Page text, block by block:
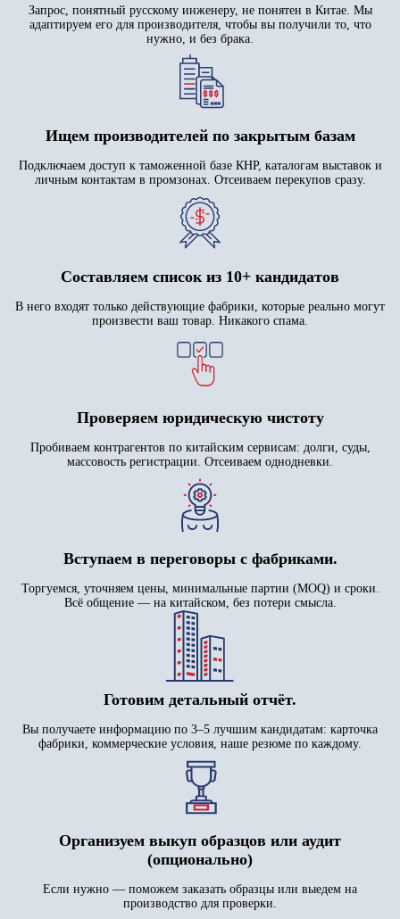
Запрос, понятный русскому инженеру, не понятен в Китае. Мы
адаптируем его для производителя, чтобы вы получили то, что
нужно, и без брака.
Ищем производителей по закрытым базам
Подключаем доступ к таможенной базе КНР, каталогам выставок и
личным контактам в промзонах. Отсеиваем перекупов сразу.
Составляем список из 10+ кандидатов
В него входят только действующие фабрики, которые реально могут
произвести ваш товар. Никакого спама.
Проверяем юридическую чистоту
Пробиваем контрагентов по китайским сервисам: долги, суды,
массовость регистрации. Отсеиваем однодневки.
Вступаем в переговоры с фабриками.
Торгуемся, уточняем цены, минимальные партии (MOQ) и сроки.
Всё общение — на китайском, без потери смысла.
Готовим детальный отчёт.
Вы получаете информацию по 3–5 лучшим кандидатам: карточка
фабрики, коммерческие условия, наше резюме по каждому.
Организуем выкуп образцов или аудит
(опционально)
Если нужно — поможем заказать образцы или выедем на
производство для проверки.